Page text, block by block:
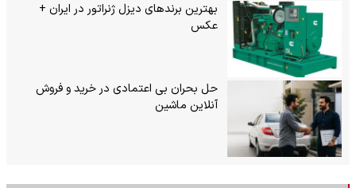
بهترین برندهای دیزل ژنراتور در ایران +
عکس
حل بحران بی‌ اعتمادی در خرید و فروش
آنلاین ماشین